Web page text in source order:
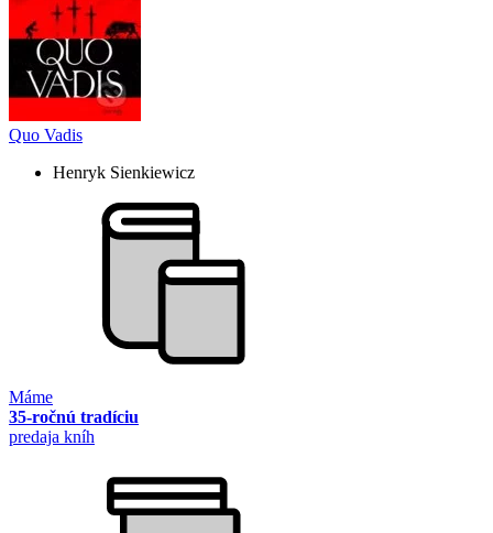
Quo Vadis
Henryk Sienkiewicz
Máme
35-ročnú tradíciu
predaja kníh